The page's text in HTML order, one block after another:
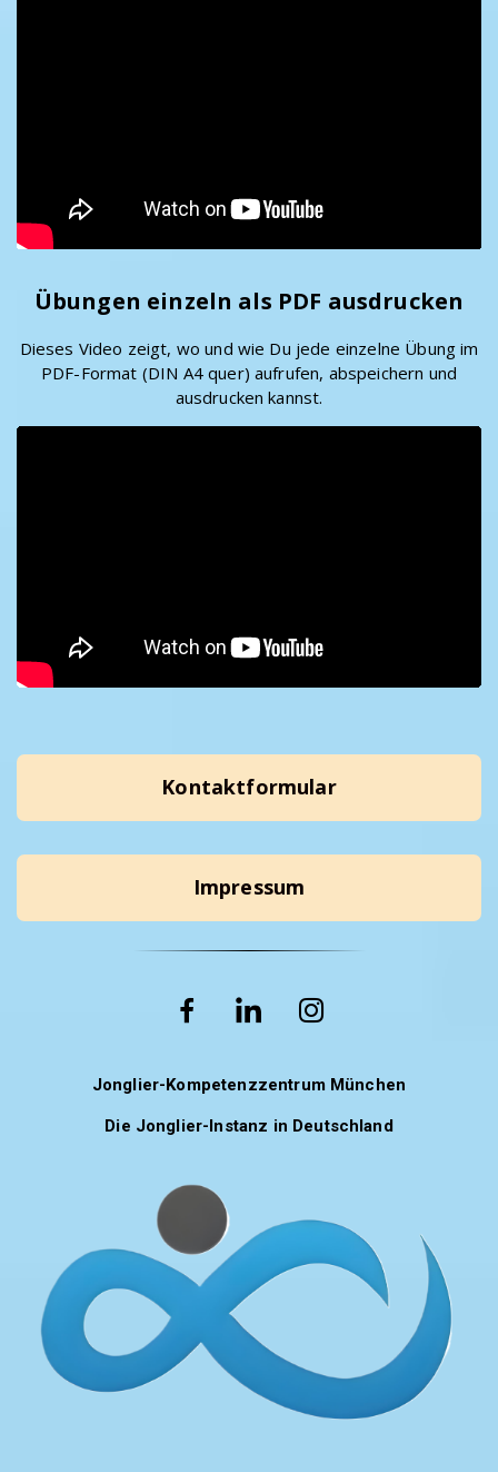
Übungen einzeln als PDF ausdrucken
Dieses Video zeigt, wo und wie Du jede einzelne Übung im
PDF-Format (DIN A4 quer) aufrufen, abspeichern und
ausdrucken kannst.
Kontaktformular
Impressum
Jonglier-Kompetenzzentrum München
Die Jonglier-Instanz in Deutschland